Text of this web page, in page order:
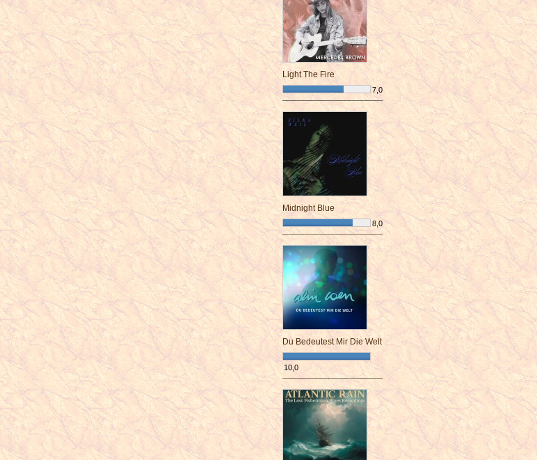
Light The Fire
7,0
¯¯¯¯¯¯¯¯¯¯¯¯¯¯¯¯¯¯¯¯¯¯¯¯
Midnight Blue
8,0
¯¯¯¯¯¯¯¯¯¯¯¯¯¯¯¯¯¯¯¯¯¯¯¯
Du Bedeutest Mir Die Welt
10,0
¯¯¯¯¯¯¯¯¯¯¯¯¯¯¯¯¯¯¯¯¯¯¯¯